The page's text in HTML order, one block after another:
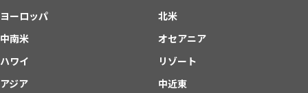
ヨーロッパ
北米
中南米
オセアニア
ハワイ
リゾート
アジア
中近東